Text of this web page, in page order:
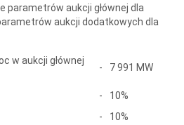
parametrów aukcji głównej dla
aukcji dodatkowych dla
w aukcji głównej
- 7 991 MW
-
10%
- 10%